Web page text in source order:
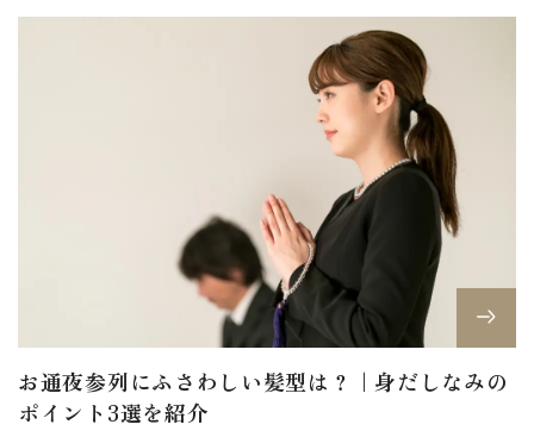
お通夜参列にふさわしい髪型は？｜身だしなみの
ポイント3選を紹介